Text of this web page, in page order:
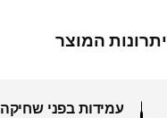
יתרונות המוצר
עמידות בפני שחיקה